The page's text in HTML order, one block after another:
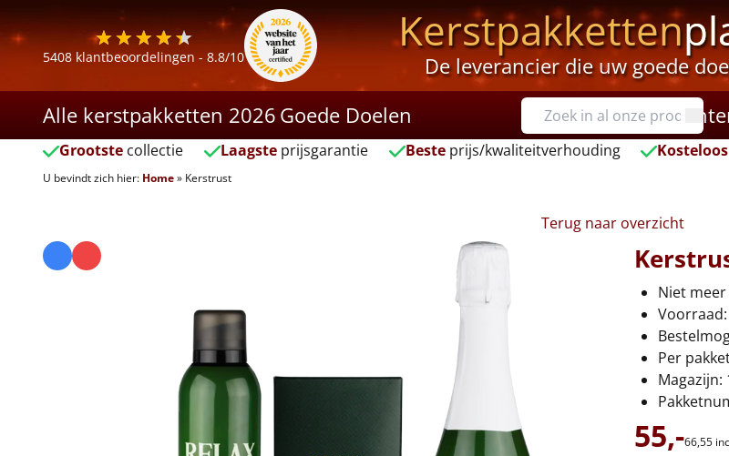
5408 klantbeoordelingen - 8.8/10 Kerstpakketten
De leverancier die uw goede
Alle kerstpakketten 2026 Goede Doelen
Grootste collectie Laagsteprijsgarantie Besteprijs/kwaliteitverhouding Kosteloos
U bevindt zich hier: Home» Kerstrust
Terug naar overzicht
Niet
Voorraad:
Per
Magazijn:
55,-66,55